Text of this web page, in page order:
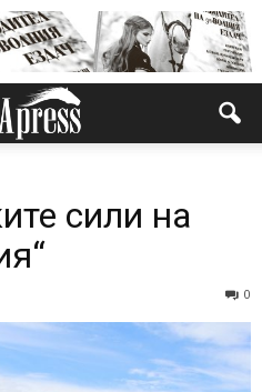
сили на
0